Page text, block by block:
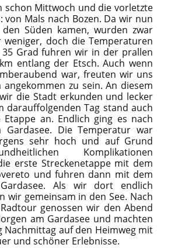
schon Mittwoch und die vorletzte
von Mals nach Bozen. Da wir nun
Süden kamen, wurden zwar
weniger, doch die Temperaturen
35 Grad fuhren wir in der prallen
entlang der Etsch. Auch wenn
war, freuten wir uns
angekommen zu sein. An diesem
die Stadt erkunden und lecker
darauffolgenden Tag stand auch
an. Endlich ging es nach
Die Temperatur war
sehr hoch und auf Grund
Komplikationen
erste Streckenetappe mit dem
und fuhren dann mit dem
Als wir dort endlich
wir gemeinsam in den See. Nach
genossen wir den Abend
am Gardasee und machten
Nachmittag auf den Heimweg mit
und schöner Erlebnisse.